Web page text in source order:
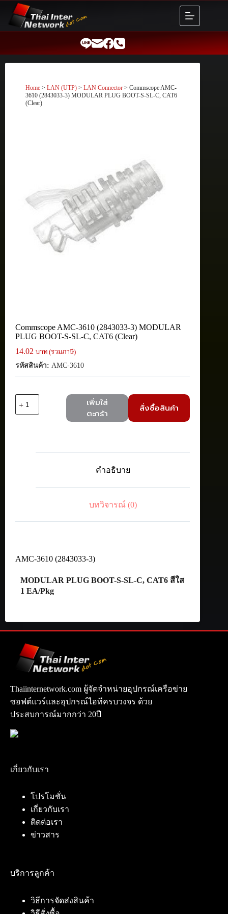
content
Home > LAN (UTP) > LAN Connector > Commscope AMC-
3610 (2843033-3) MODULAR PLUG BOOT-S-SL-C, CAT6
(Clear)
Commscope AMC-3610 (2843033-3) MODULAR
PLUG BOOT-S-SL-C, CAT6 (Clear)
14.02 บาท (รวมภาษี)
รหัสสินค้า: AMC-3610
Commscope
MODULAR
เพิ่มใส่
ตะกร้า
สั่งซื้อสินค้า
คำอธิบาย
บทวิจารณ์ (0)
AMC-3610 (2843033-3)
MODULAR PLUG BOOT-S-SL-C, CAT6 สีใส
1 EA/Pkg
Thaiinternetwork.com ผู้จัดจำหน่ายอุปกรณ์เครือข่าย
ซอฟต์แวร์และอุปกรณ์ไอทีครบวงจร ด้วย
ประสบการณ์มากกว่า 20ปี
เกี่ยวกับเรา
โปรโมชั่น
เกี่ยวกับเรา
ติดต่อเรา
ข่าวสาร
บริการลูกค้า
วิธีการจัดส่งสินค้า